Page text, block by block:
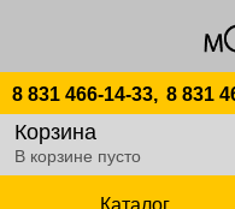
8 831 466-14-33, 8 831
Корзина
В корзине пусто
Каталог